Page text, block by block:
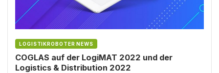
LOGISTIKROBOTER NEWS
COGLAS auf der LogiMAT 2022 und der
Logistics & Distribution 2022